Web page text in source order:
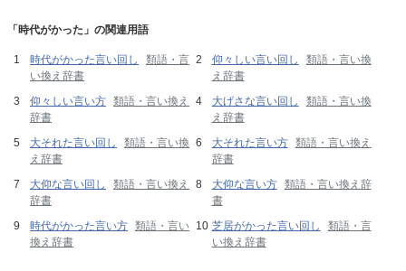
「時代がかった」の関連用語
時代がかった言い回し
類語・言
い換え辞書
仰々しい言い回し
類語・言い換
え辞書
仰々しい言い方 類語・言い換え
辞書
大げさな言い回し
類語・言い換
え辞書
大それた言い回し
類語・言い換
え辞書
大それた言い方 類語・言い換え
辞書
大仰な言い回し
類語・言い換え
辞書
大仰な言い方 類語・言い換え辞
書
時代がかった言い方 類語・言い
換え辞書
芝居がかった言い回し
類語・言
い換え辞書